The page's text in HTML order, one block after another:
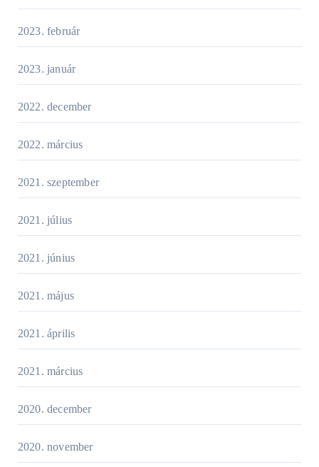
2023. február
2023. január
2022. december
2022. március
2021. szeptember
2021. július
2021. június
2021. május
2021. április
2021. március
2020. december
2020. november